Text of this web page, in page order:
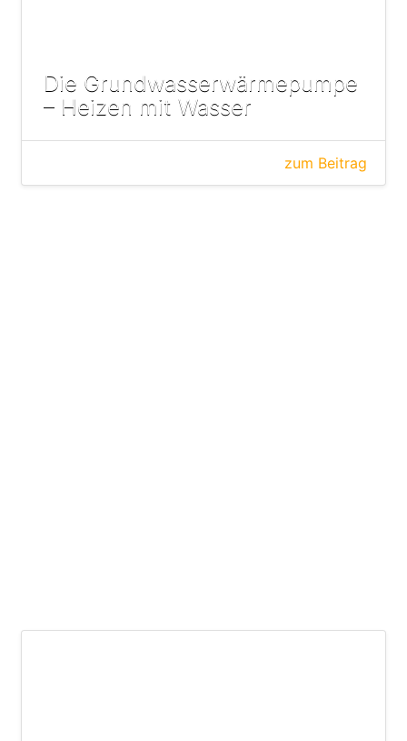
Die Grundwasserwärmepumpe
– Heizen mit Wasser
zum Beitrag